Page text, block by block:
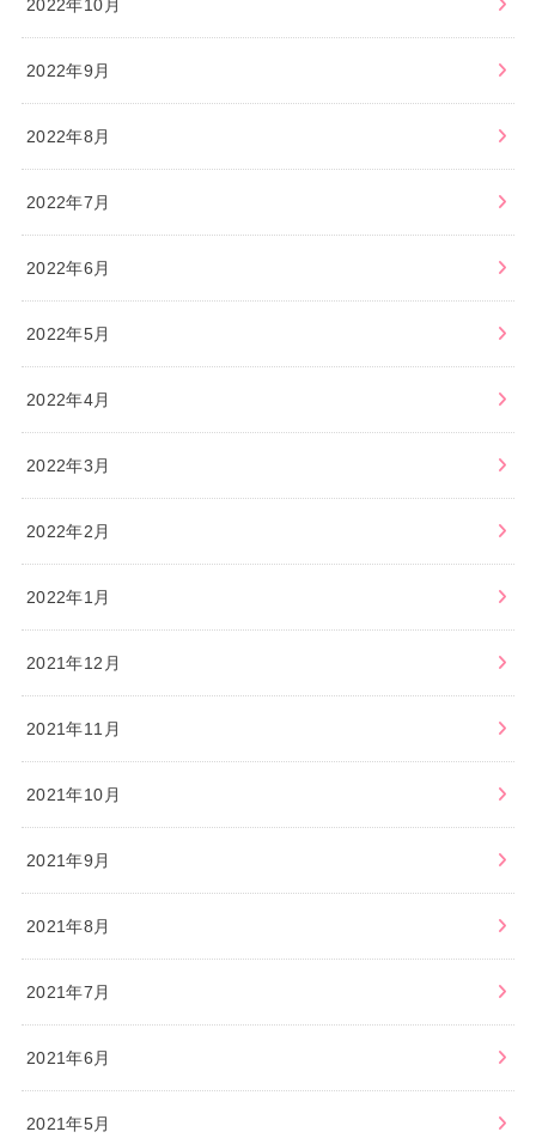
2022年10月
2022年9月
2022年8月
2022年7月
2022年6月
2022年5月
2022年4月
2022年3月
2022年2月
2022年1月
2021年12月
2021年11月
2021年10月
2021年9月
2021年8月
2021年7月
2021年6月
2021年5月